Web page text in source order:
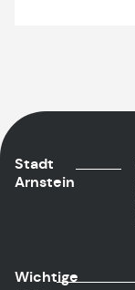
Stadt
Arnstein
Wichtige